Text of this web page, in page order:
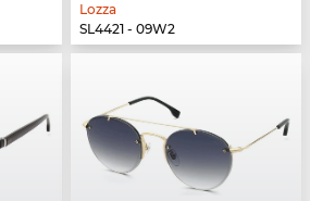
Lozza
SL4421 - 09W2